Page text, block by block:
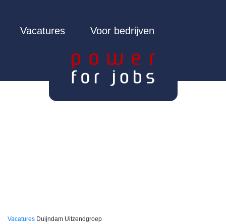
Vacatures Voor bedrijven
Vacatures Duijndam Uitzendgroep